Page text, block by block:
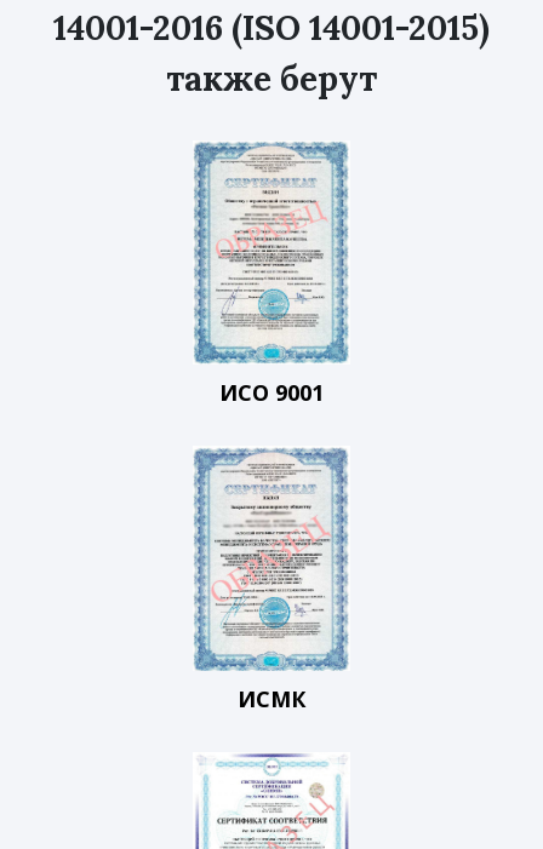
14001-2016 (ISO 14001-2015)
также берут
ИСО 9001
ИСМК